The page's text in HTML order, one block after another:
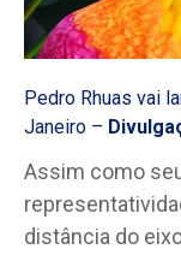
Pedro Rhuas vai
Janeiro –
Assim como
distância do